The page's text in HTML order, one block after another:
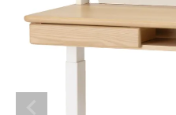
冷暖房家電